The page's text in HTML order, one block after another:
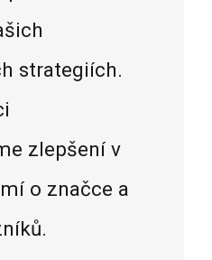
strategiích.
zlepšení v
o značce a